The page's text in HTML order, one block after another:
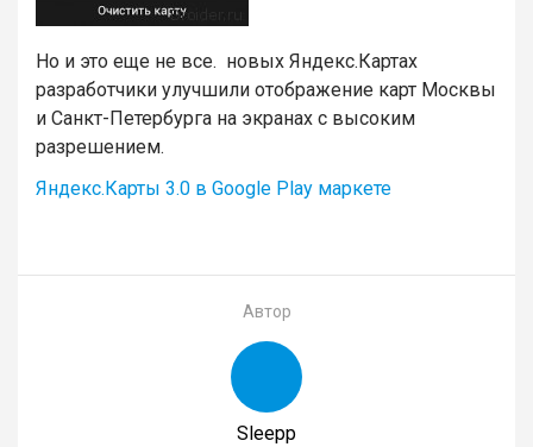
Но и это еще не все. новых Яндекс.Картах
разработчики улучшили отображение карт Москвы
и Санкт-Петербурга на экранах с высоким
разрешением.
Яндекс.Карты 3.0 в Google Play маркете
Автор
Sleepp